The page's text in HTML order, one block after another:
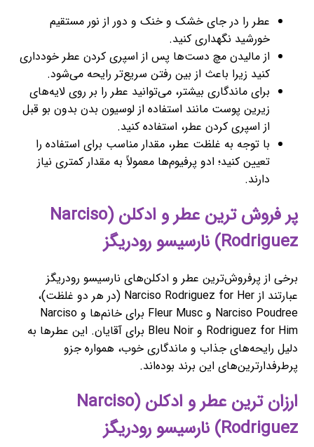
عطر را در جای خشک و خنک و دور از نور مستقیم
خورشید نگهداری کنید.
از مالیدن مچ دست‌ها پس از اسپری کردن عطر خودداری
کنید زیرا باعث از بین رفتن سریع‌تر رایحه می‌شود.
برای ماندگاری بیشتر، می‌توانید عطر را بر روی لایه‌های
زیرین پوست مانند استفاده از لوسیون بدن بدون بو قبل
از اسپری کردن عطر، استفاده کنید.
با توجه به غلظت عطر، مقدار مناسب برای استفاده را
تعیین کنید؛ ادو پرفیوم‌ها معمولاً به مقدار کمتری نیاز
دارند.
پر فروش ترین عطر و ادکلن (Narciso
Rodriguez) نارسیسو رودریگز
برخی از پرفروش‌ترین عطر و ادکلن‌های نارسیسو رودریگز
عبارتند از Narciso Rodriguez for Her (در هر دو غلظت)،
Narciso Poudree و Fleur Musc برای خانم‌ها و Narciso
Rodriguez for Him و Bleu Noir برای آقایان. این عطرها به
دلیل رایحه‌های جذاب و ماندگاری خوب، همواره جزو
پرطرفدارترین‌های این برند بوده‌اند.
ارزان ترین عطر و ادکلن (Narciso
Rodriguez) نارسیسو رودریگز